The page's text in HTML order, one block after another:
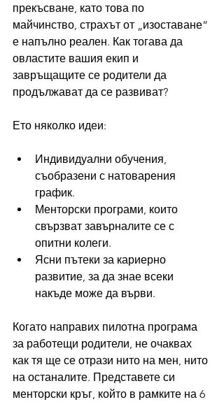
прекъсване, като това по
майчинство, страхът от „изоставане“
е напълно реален. Как тогава да
овластите вашия екип и
завръщащите се родители да
продължават да се развиват?
Ето няколко идеи:
Индивидуални обучения,
съобразени с натоварения
график.
Менторски програми, които
свързват завърналите се с
опитни колеги.
Ясни пътеки за кариерно
развитие, за да знае всеки
накъде може да върви.
Когато направих пилотна програма
за работещи родители, не очаквах
как тя ще се отрази нито на мен, нито
на останалите. Представете си
менторски кръг, който в рамките на 6